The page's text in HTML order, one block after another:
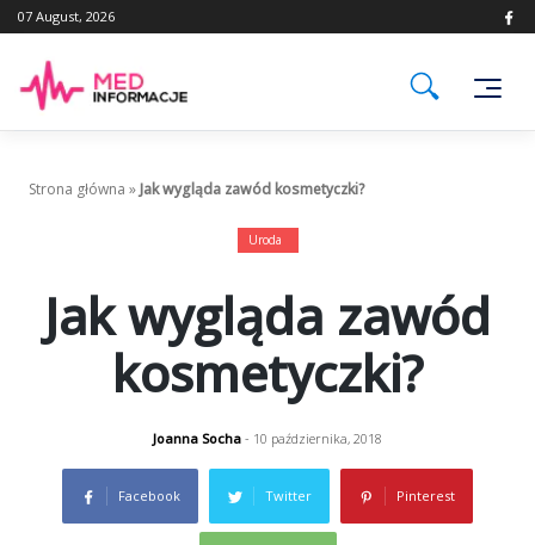
Skip
to
07 August, 2026
Strona główna »Jak wygląda zawód kosmetyczki?
Uroda
Jak wygląda zawód
kosmetyczki?
Joanna Socha - 10 października, 2018
Facebook Twitter Pinterest